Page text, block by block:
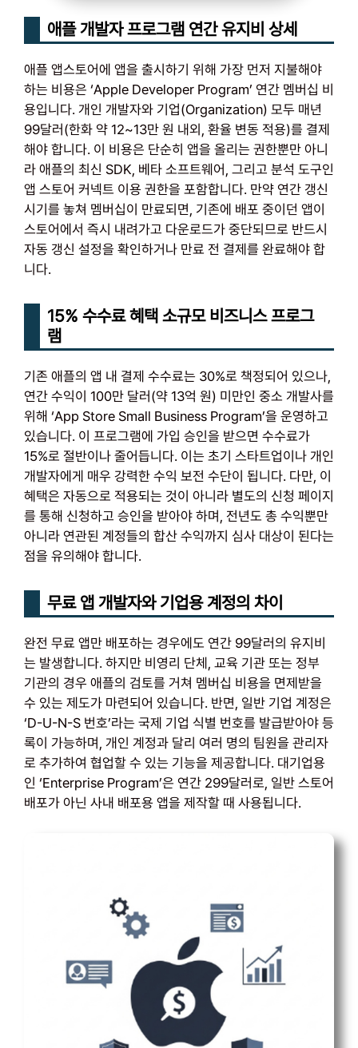
애플 개발자 프로그램 연간 유지비 상세
애플 앱스토어에 앱을 출시하기 위해 가장 먼저 지불해야
하는 비용은 ‘Apple Developer Program’ 연간 멤버십 비
용입니다. 개인 개발자와 기업(Organization) 모두 매년
99달러(한화 약 12~13만 원 내외, 환율 변동 적용)를 결제
해야 합니다. 이 비용은 단순히 앱을 올리는 권한뿐만 아니
라 애플의 최신 SDK, 베타 소프트웨어, 그리고 분석 도구인
앱 스토어 커넥트 이용 권한을 포함합니다. 만약 연간 갱신
시기를 놓쳐 멤버십이 만료되면, 기존에 배포 중이던 앱이
스토어에서 즉시 내려가고 다운로드가 중단되므로 반드시
자동 갱신 설정을 확인하거나 만료 전 결제를 완료해야 합
니다.
15% 수수료 혜택 소규모 비즈니스 프로그
램
기존 애플의 앱 내 결제 수수료는 30%로 책정되어 있으나,
연간 수익이 100만 달러(약 13억 원) 미만인 중소 개발사를
위해 ‘App Store Small Business Program’을 운영하고
있습니다. 이 프로그램에 가입 승인을 받으면 수수료가
15%로 절반이나 줄어듭니다. 이는 초기 스타트업이나 개인
개발자에게 매우 강력한 수익 보전 수단이 됩니다. 다만, 이
혜택은 자동으로 적용되는 것이 아니라 별도의 신청 페이지
를 통해 신청하고 승인을 받아야 하며, 전년도 총 수익뿐만
아니라 연관된 계정들의 합산 수익까지 심사 대상이 된다는
점을 유의해야 합니다.
무료 앱 개발자와 기업용 계정의 차이
완전 무료 앱만 배포하는 경우에도 연간 99달러의 유지비
는 발생합니다. 하지만 비영리 단체, 교육 기관 또는 정부
기관의 경우 애플의 검토를 거쳐 멤버십 비용을 면제받을
수 있는 제도가 마련되어 있습니다. 반면, 일반 기업 계정은
‘D-U-N-S 번호’라는 국제 기업 식별 번호를 발급받아야 등
록이 가능하며, 개인 계정과 달리 여러 명의 팀원을 관리자
로 추가하여 협업할 수 있는 기능을 제공합니다. 대기업용
인 ‘Enterprise Program’은 연간 299달러로, 일반 스토어
배포가 아닌 사내 배포용 앱을 제작할 때 사용됩니다.